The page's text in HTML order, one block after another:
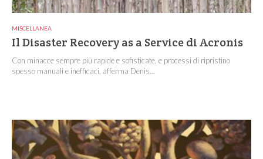
MISCELLANEA
Il Disaster Recovery as a Service di Acronis
Con minacce sempre più rapide e sofisticate, e processi di ripristino
spesso manuali e inefficaci, afferma Denis...